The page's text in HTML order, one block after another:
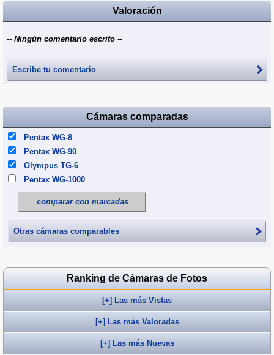
Valoración
-- Ningún comentario escrito --
Escribe tu comentario
Cámaras comparadas
Pentax WG-8
Pentax WG-90
Olympus TG-6
Pentax WG-1000
comparar con marcadas
Otras cámaras comparables
Ranking de Cámaras de Fotos
[+] Las más Vistas
[+] Las más Valoradas
[+] Las más Nuevas